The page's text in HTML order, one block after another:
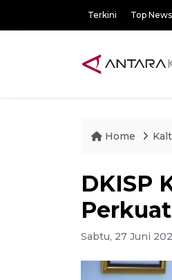
Terkini Top News
Home
DKISP
Sabtu, 27 Juni